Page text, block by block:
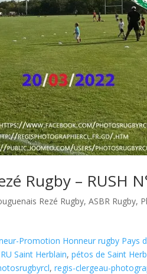
Rugby – RUSH
Rezé Rugby,ASBR Rugby,
Promotion Honneur rugby Pays
Saint Herblain,pétos de Saint
,regis-clergeau-